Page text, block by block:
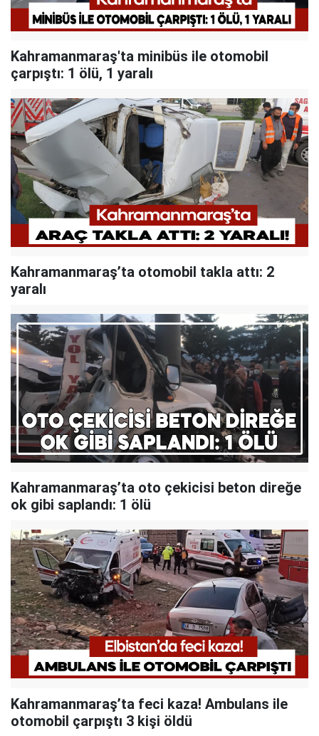
Kahramanmaraş'ta minibüs ile otomobil
çarpıştı: 1 ölü, 1 yaralı
Kahramanmaraş’ta otomobil takla attı: 2
yaralı
Kahramanmaraş’ta oto çekicisi beton direğe
ok gibi saplandı: 1 ölü
Kahramanmaraş’ta feci kaza! Ambulans ile
otomobil çarpıştı 3 kişi öldü